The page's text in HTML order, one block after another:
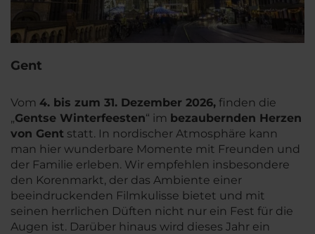
Gent
Vom 4. bis zum 31. Dezember 2026, finden die
„Gentse Winterfeesten“ im bezaubernden Herzen
von Gent statt. In nordischer Atmosphäre kann
man hier wunderbare Momente mit Freunden und
der Familie erleben. Wir empfehlen insbesondere
den Korenmarkt, der das Ambiente einer
beeindruckenden Filmkulisse bietet und mit
seinen herrlichen Düften nicht nur ein Fest für die
Augen ist. Darüber hinaus wird dieses Jahr ein